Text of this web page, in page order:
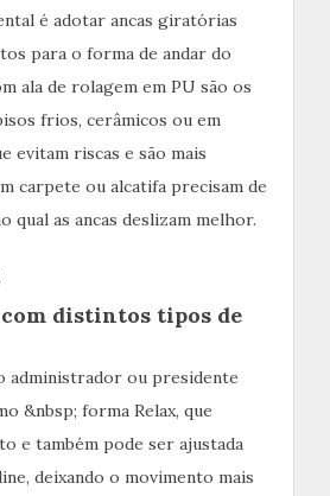
é adotar ancas giratórias
para o forma de andar do
ala de rolagem em PU são os
frios, cerâmicos ou em
evitam riscas e são mais
carpete ou alcatifa precisam de
qual as ancas deslizam melhor.
distintos tipos de
administrador ou presidente
&nbsp; forma Relax, que
e também pode ser ajustada
deixando o movimento mais